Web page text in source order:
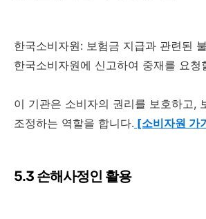
한국소비자원: 보험금 지급과 관련된
한국소비자원에 신고하여 중재를 요청
이 기관은 소비자의 권리를 보호하고,
조정하는 역할을 합니다. [소비자원 가
5.3 손해사정인 활용